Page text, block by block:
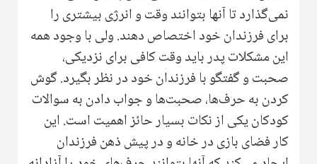
نمی‌گذارد تا آنها بتوانند وقت و انرژی بیشتری را
برای فرزندان خود اختصاص دهند. ولی با وجود همه
این مشکلات پدر باید وقت کافی برای نزدیکی،
صحبت و گفتگو با فرزندان خود در نظر بگیرد. گوش
کردن به حرف‌ها، صحبت‌ها و جواب دادن به سوالات
کودکان یکی از نکات بسیار حائز اهمیت است. این
کار فضای بازی در خانه و در پیش ذهن فرزندان